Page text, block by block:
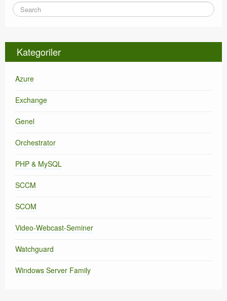
Kategoriler
Azure
Exchange
Genel
Orchestrator
PHP & MySQL
SCCM
SCOM
Video-Webcast-Seminer
Watchguard
Windows Server Family